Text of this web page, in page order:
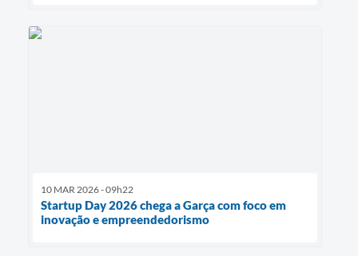
10 MAR 2026 - 09h22
Startup Day 2026 chega a Garça com foco em
inovação e empreendedorismo